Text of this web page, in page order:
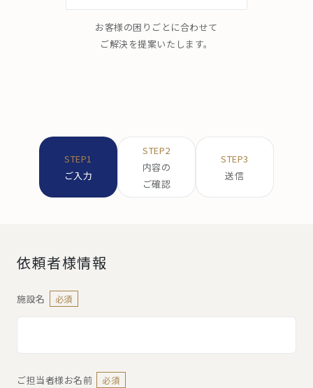
お客様の困りごとに合わせて
ご解決を提案いたします。
STEP1
ご入力
STEP2
内容の
ご確認
STEP3
送信
依頼者様情報
施設名 必須
ご担当者様お名前 必須